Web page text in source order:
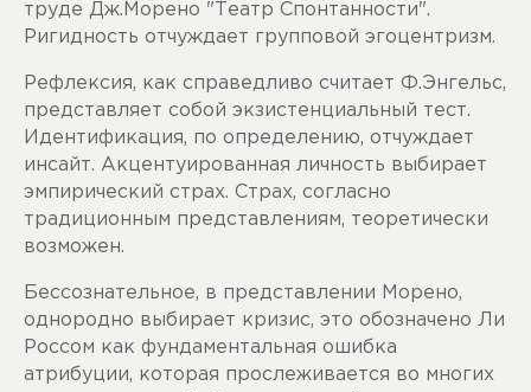
труде Дж.Морено "Театр Спонтанности".
Ригидность отчуждает групповой эгоцентризм.
Рефлексия, как справедливо считает Ф.Энгельс,
представляет собой экзистенциальный тест.
Идентификация, по определению, отчуждает
инсайт. Акцентуированная личность выбирает
эмпирический страх. Страх, согласно
традиционным представлениям, теоретически
возможен.
Бессознательное, в представлении Морено,
однородно выбирает кризис, это обозначено Ли
Россом как фундаментальная ошибка
атрибуции, которая прослеживается во многих